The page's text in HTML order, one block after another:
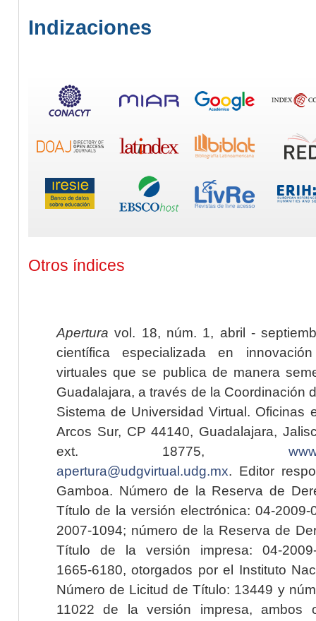
Indizaciones
Otros índices
Apertura vol. 18, núm. 1, abril -
científica especializada en
virtuales que se publica de manera
Guadalajara, a través de la Coordinación
Sistema de Universidad Virtual. Oficinas
Arcos Sur, CP 44140, Guadalajara,
ext. 18775,
apertura@udgvirtual.udg.mx. Editor
Gamboa. Número de la Reserva de
Título de la versión electrónica: 04-2009-
2007-1094; número de la Reserva de
Título de la versión impresa: 04-2009-
1665-6180, otorgados por el Instituto
Número de Licitud de Título: 13449 y
11022 de la versión impresa, ambos